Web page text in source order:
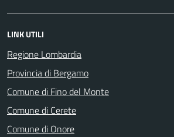
LINK UTILI
Regione Lombardia
Provincia di Bergamo
Comune di Fino del Monte
Comune di Cerete
Comune di Onore